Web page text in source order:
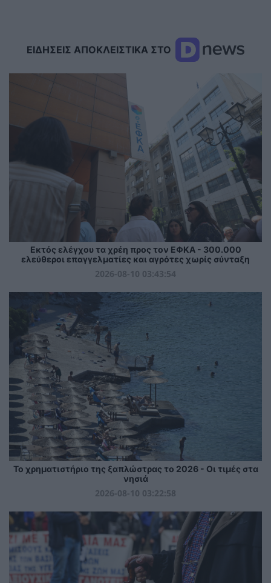
ΕΙΔΗΣΕΙΣ ΑΠΟΚΛΕΙΣΤΙΚΑ ΣΤΟ
Εκτός ελέγχου τα χρέη προς τον ΕΦΚΑ - 300.000
ελεύθεροι επαγγελματίες και αγρότες χωρίς σύνταξη
2026-08-10 03:43:54
Το χρηματιστήριο της ξαπλώστρας το 2026 - Οι τιμές στα
νησιά
2026-08-10 03:22:58